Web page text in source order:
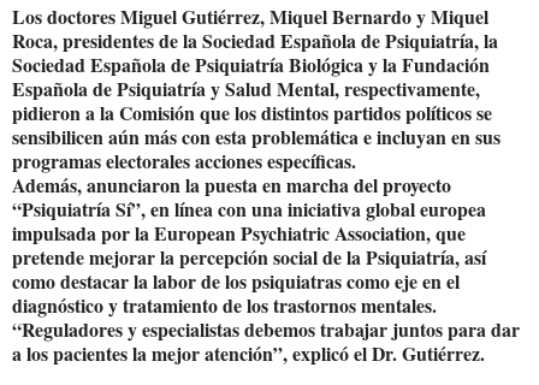
Los doctores Miguel Gutiérrez, Miquel Bernardo y Miquel
Roca, presidentes de la Sociedad Española de Psiquiatría, la
Sociedad Española de Psiquiatría Biológica y la Fundación
Española de Psiquiatría y Salud Mental, respectivamente,
pidieron a la Comisión que los distintos partidos políticos se
sensibilicen aún más con esta problemática e incluyan en sus
programas electorales acciones específicas.
Además, anunciaron la puesta en marcha del proyecto
“Psiquiatría Sí”, en línea con una iniciativa global europea
impulsada por la European Psychiatric Association, que
pretende mejorar la percepción social de la Psiquiatría, así
como destacar la labor de los psiquiatras como eje en el
diagnóstico y tratamiento de los trastornos mentales.
“Reguladores y especialistas debemos trabajar juntos para dar
a los pacientes la mejor atención”, explicó el Dr. Gutiérrez.